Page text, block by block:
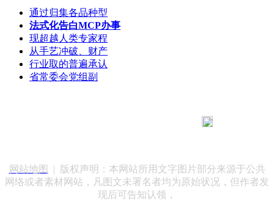
通过归集各品种型
法式化告白MCP办事
现超越人类专家程
从手艺冲破、财产
行业取的普遍承认
省常委会党组副
网站地图
| 版权声明：本网站所用文字图片部分来源于公共
网络或者素材网站，凡图文未署名者均为原始状况，但作者发
现后可告知认领，